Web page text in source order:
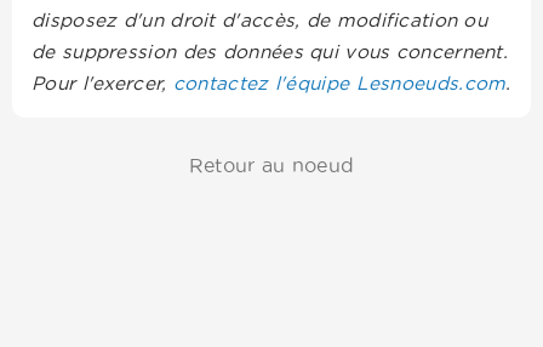
disposez d'un droit d'accès, de modification ou
de suppression des données qui vous concernent.
Pour l'exercer, contactez l'équipe Lesnoeuds.com.
Retour au noeud